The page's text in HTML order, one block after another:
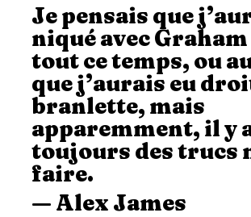
Je pensais que
niqué avec
tout ce temps, ou
que j’aurais eu
branlette, mais
apparemment, il y
toujours des trucs
faire.
— Alex James